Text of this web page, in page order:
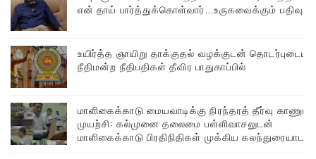
என் தாய் பார்த்துக்கொள்வார்...உருகவைக்கும் பதிவு
உயிர்த்த ஞாயிறு தாக்குதல் வழக்குடன் தொடர்புடைய
நீதிமன்ற நீதிபதிகள் தீவிர பாதுகாப்பில்
மாளிகைக்காடு மையவாடிக்கு நிரந்தரத் தீர்வு காணும்
முயற்சி: கல்முனை தலைமை பள்ளிவாசலுடன்
மாளிகைக்காடு பிரதிநிதிகள் முக்கிய கலந்துரையாடல்